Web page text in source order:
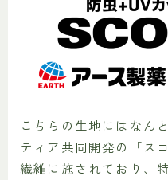
こちらの生地にはなん
ティア共同開発の「ス
繊維に施されており、